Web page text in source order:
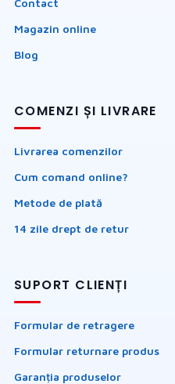
Magazin online
Blog
COMENZI ȘI LIVRARE
Livrarea comenzilor
Cum comand online?
Metode de plată
14 zile drept de retur
SUPORT CLIENȚI
Formular de retragere
Formular returnare produs
Garanția produselor